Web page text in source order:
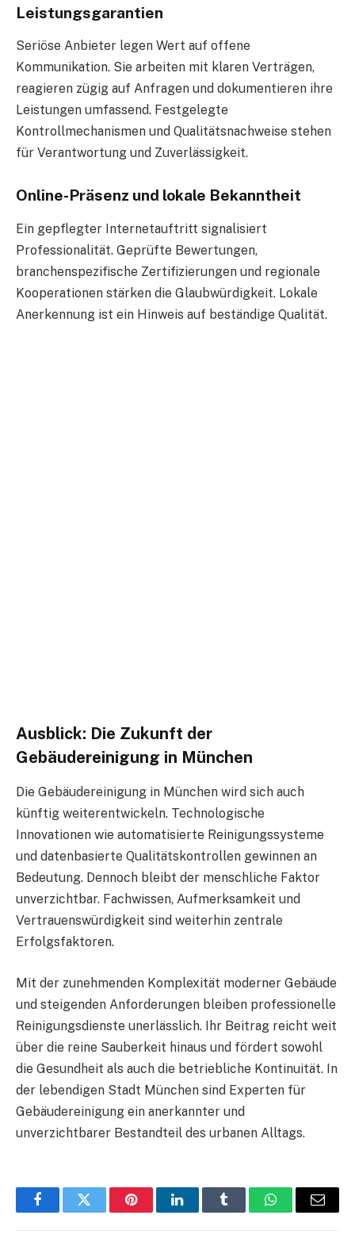
Leistungsgarantien
Seriöse Anbieter legen Wert auf offene
Kommunikation. Sie arbeiten mit klaren Verträgen,
reagieren zügig auf Anfragen und dokumentieren ihre
Leistungen umfassend. Festgelegte
Kontrollmechanismen und Qualitätsnachweise stehen
für Verantwortung und Zuverlässigkeit.
Online-Präsenz und lokale Bekanntheit
Ein gepflegter Internetauftritt signalisiert
Professionalität. Geprüfte Bewertungen,
branchenspezifische Zertifizierungen und regionale
Kooperationen stärken die Glaubwürdigkeit. Lokale
Anerkennung ist ein Hinweis auf beständige Qualität.
Ausblick: Die Zukunft der
Gebäudereinigung in München
Die Gebäudereinigung in München wird sich auch
künftig weiterentwickeln. Technologische
Innovationen wie automatisierte Reinigungssysteme
und datenbasierte Qualitätskontrollen gewinnen an
Bedeutung. Dennoch bleibt der menschliche Faktor
unverzichtbar. Fachwissen, Aufmerksamkeit und
Vertrauenswürdigkeit sind weiterhin zentrale
Erfolgsfaktoren.
Mit der zunehmenden Komplexität moderner Gebäude
und steigenden Anforderungen bleiben professionelle
Reinigungsdienste unerlässlich. Ihr Beitrag reicht weit
über die reine Sauberkeit hinaus und fördert sowohl
die Gesundheit als auch die betriebliche Kontinuität. In
der lebendigen Stadt München sind Experten für
Gebäudereinigung ein anerkannter und
unverzichtbarer Bestandteil des urbanen Alltags.
FacebookTwitter PinterestLinkedInTumblr WhatsAppEmail